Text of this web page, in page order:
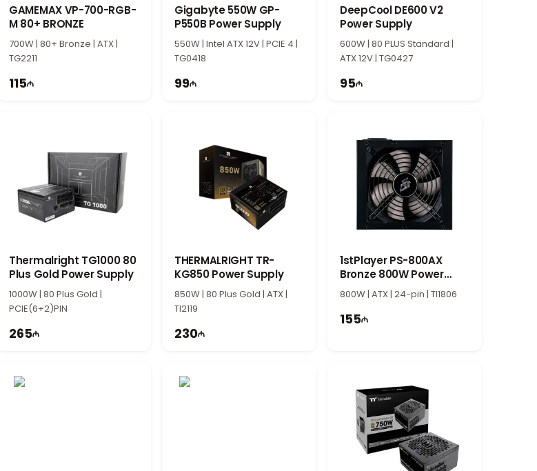
GAMEMAX VP-700-RGB-
M 80+ BRONZE
700W | 80+ Bronze | ATX |
TG2211
115
Gigabyte 550W GP-
P550B Power Supply
550W | Intel ATX 12V | PCIE 4 |
TG0418
99
DeepCool DE600 V2
Power Supply
600W | 80 PLUS Standard |
ATX 12V | TG0427
95
Thermalright TG1000 80
Plus Gold Power Supply
1000W | 80 Plus Gold |
PCIE(6+2)PIN
265
THERMALRIGHT TR-
KG850 Power Supply
850W | 80 Plus Gold | ATX |
TI2119
230
1stPlayer PS-800AX
Bronze 800W Power
Supply
800W | ATX | 24-pin | TI1806
155